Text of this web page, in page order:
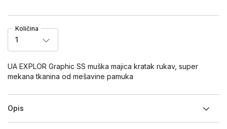
Količina
1
UA EXPLOR Graphic SS muška majica kratak rukav, super
mekana tkanina od mešavine pamuka
Opis